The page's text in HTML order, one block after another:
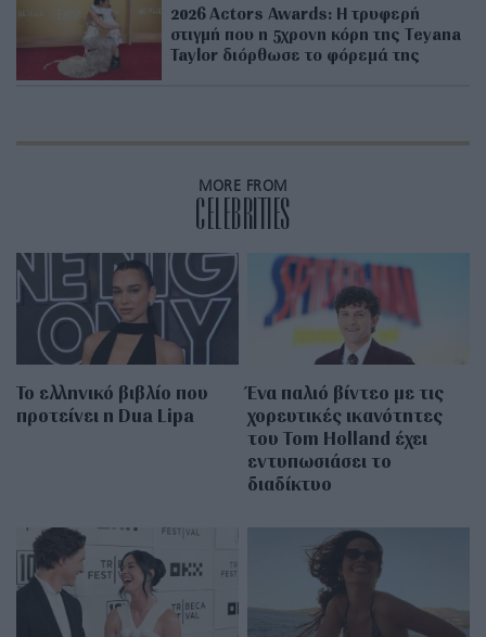
2026 Actors Awards: Η τρυφερή
στιγμή που η 5χρονη κόρη της Teyana
Taylor διόρθωσε το φόρεμά της
MORE FROM
CELEBRITIES
Το ελληνικό βιβλίο που
προτείνει η Dua Lipa
Ένα παλιό βίντεο με τις
χορευτικές ικανότητες
του Tom Holland έχει
εντυπωσιάσει το
διαδίκτυο